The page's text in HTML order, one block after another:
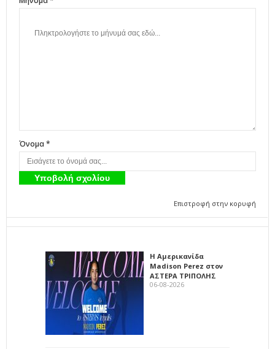
Όνομα *
Επιστροφή στην κορυφή
Η Αμερικανίδα
Madison Perez στον
ΑΣΤΕΡΑ ΤΡΙΠΟΛΗΣ
06-08-2026